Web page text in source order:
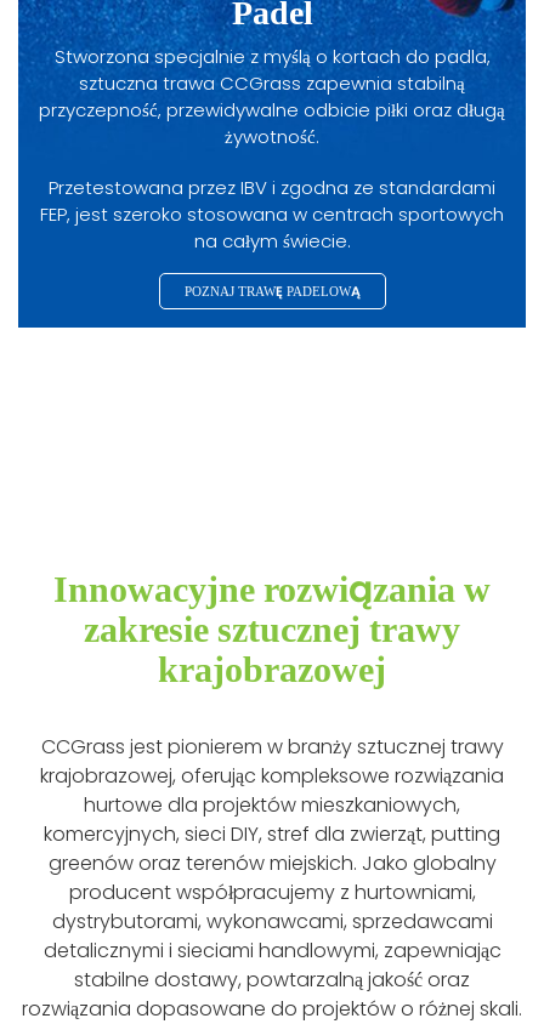
Padel
Stworzona specjalnie z myślą o kortach do padla,
sztuczna trawa CCGrass zapewnia stabilną
przyczepność, przewidywalne odbicie piłki oraz długą
żywotność.
Przetestowana przez IBV i zgodna ze standardami
FEP, jest szeroko stosowana w centrach sportowych
na całym świecie.
POZNAJ TRAWĘ PADELOWĄ
Innowacyjne rozwiązania w
zakresie sztucznej trawy
krajobrazowej
CCGrass jest pionierem w branży sztucznej trawy
krajobrazowej, oferując kompleksowe rozwiązania
hurtowe dla projektów mieszkaniowych,
komercyjnych, sieci DIY, stref dla zwierząt, putting
greenów oraz terenów miejskich. Jako globalny
producent współpracujemy z hurtowniami,
dystrybutorami, wykonawcami, sprzedawcami
detalicznymi i sieciami handlowymi, zapewniając
stabilne dostawy, powtarzalną jakość oraz
rozwiązania dopasowane do projektów o różnej skali.